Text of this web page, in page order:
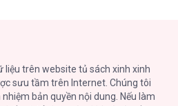
Tác Hoàn Hảo
liệu trên website tủ sách xinh xinh
sưu tầm trên Internet. Chúng tôi
bản quyền nội dung. Nếu làm